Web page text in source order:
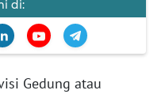
di:
Gedung atau